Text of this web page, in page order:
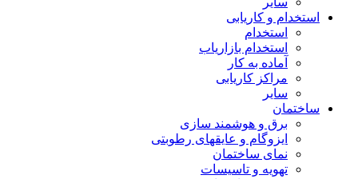
استخدام و کاریابی
استخدام
استخدام بازاریاب
آماده به کار
مراکز کاریابی
سایر
ساختمان
برق و هوشمند سازی
ایزوگام و عایقهای رطوبتی
نمای ساختمان
تهویه و تاسیسات